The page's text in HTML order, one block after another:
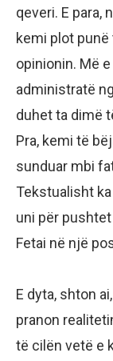
qeveri. E para,
kemi plot
opinionin. Më
administratë
duhet ta dimë
Pra, kemi të
sunduar mbi
Tekstualisht
uni për
Fetai në një
E dyta, shton
pranon
të cilën vetë e